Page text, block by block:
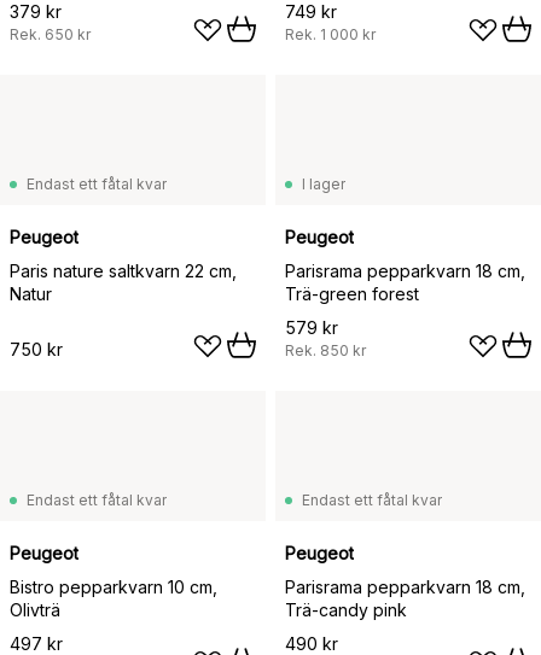
379 kr
Rek. 650 kr
749 kr
Rek. 1 000 kr
Endast ett fåtal kvar
Peugeot
Paris nature saltkvarn 22 cm,
Natur
750 kr
I lager
Peugeot
Parisrama pepparkvarn 18 cm,
Trä-green forest
579 kr
Rek. 850 kr
Endast ett fåtal kvar
Peugeot
Bistro pepparkvarn 10 cm,
Olivträ
497 kr
Endast ett fåtal kvar
Peugeot
Parisrama pepparkvarn 18 cm,
Trä-candy pink
490 kr